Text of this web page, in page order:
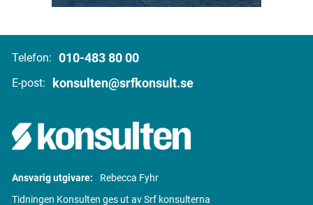
Telefon: 010-483 80 00
E-post: konsulten@srfkonsult.se
Ansvarig utgivare:
Rebecca Fyhr
Tidningen Konsulten ges ut av Srf konsulterna